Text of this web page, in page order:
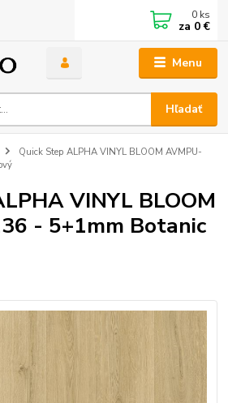
Menu
Hľadať
0 ks
za 0 €
Quick Step ALPHA VINYL BLOOM AVMPU-
VINYL BLOOM
- 5+1mm Botanic